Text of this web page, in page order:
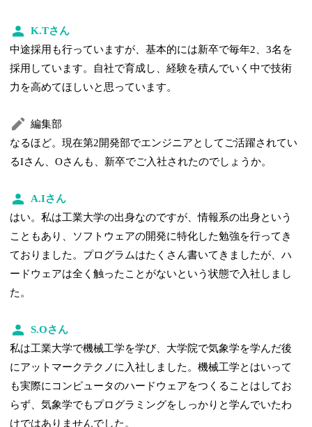
K.Tさん
中途採用も行っていますが、基本的には新卒で毎年2、3名を
採用しています。自社で育成し、経験を積んでいく中で技術
力を高めてほしいと思っています。
編集部
なるほど。現在第2開発部でエンジニアとしてご活躍されてい
るIさん、Oさんも、新卒でご入社されたのでしょうか。
A.Iさん
はい。私は工業大学の出身なのですが、情報系の出身という
こともあり、ソフトウェアの開発に特化した勉強を行ってき
ておりました。プログラムはたくさん書いてきましたが、ハ
ードウェアは全く触ったことがないという状態で入社しまし
た。
S.Oさん
私は工業大学で機械工学を学び、大学院で気象学を学んだ後
にアットマークテクノに入社しました。機械工学とはいって
も実際にコンピュータのハードウェアをつくることはしてお
らず、気象学でもプログラミングをしっかりと学んでいたわ
けではありませんでした。